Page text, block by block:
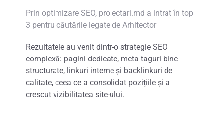
Prin optimizare SEO, proiectari.md a intrat în top
3 pentru căutările legate de Arhitector
Rezultatele au venit dintr-o strategie SEO
complexă: pagini dedicate, meta taguri bine
structurate, linkuri interne și backlinkuri de
calitate, ceea ce a consolidat pozițiile și a
crescut vizibilitatea site-ului.